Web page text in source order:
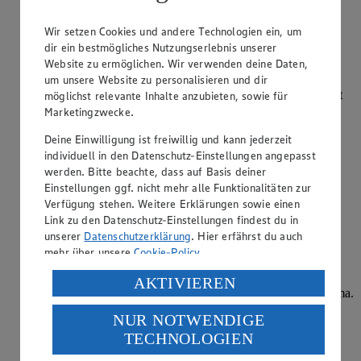
Welche Wurst gehört in den Hot Dog?
Kategorie:Fleisch & Wurst
In den dänischen Hot Dog gehört die Rød pølse, eine Wurst
aus Schweinefleisch. Mit Lebensmittelfarbe wird das Brät
Dog wird üblicherweise eine Wurst aus Rindfleisch
verwendet, aber auch Schw…
weiterlesen
Was ist so besonders an Salzwiesenlämmern?
Kategorie:Fleisch & Wurst
Da Salzwiesenlämmer sich von den Gräsern würziger
Salzwiesen ernähren, erhält ihr Fleisch ein besonderes Aroma.
In Europa gibt es beispielsweise an der Ost- und
Nordseeküste, in der Bretagne sowie in Irland und Wales
Salzwiesen, auf denen Lämmer gras…
Wir setzen Cookies und andere Technologien ein, um
dir ein bestmögliches Nutzungserlebnis unserer
Website zu ermöglichen. Wir verwenden deine Daten,
um unsere Website zu personalisieren und dir
möglichst relevante Inhalte anzubieten, sowie für
Marketingzwecke.
Deine Einwilligung ist freiwillig und kann jederzeit
individuell in den Datenschutz-Einstellungen angepasst
werden. Bitte beachte, dass auf Basis deiner
Einstellungen ggf. nicht mehr alle Funktionalitäten zur
Verfügung stehen. Weitere Erklärungen sowie einen
Link zu den Datenschutz-Einstellungen findest du in
unserer Datenschutzerklärung. Hier erfährst du auch
mehr über unsereCookie-Policy.
Verarbeitung deiner personenbezogenen Daten in den
USA durch Facebook und YouTube:
Wenn du auf „Aktivieren“ klickst, willigst du im Sinne
des Art. 49 Abs. 1 Satz 1 lit. a) DSGVO ein, dass deine
Daten in den USA verarbeitet werden. Der EuGH sieht
AKTIVIEREN
NUR NOTWENDIGE
TECHNOLOGIEN